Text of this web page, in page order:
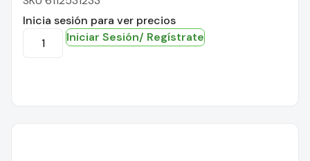
Inicia sesión para ver precios
Iniciar Sesión/ Regístrate